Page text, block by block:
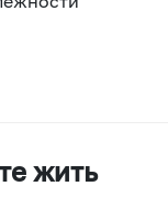
жить